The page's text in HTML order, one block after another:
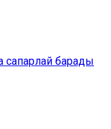
сапарлай барады